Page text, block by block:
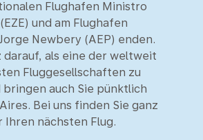
Flughafen Ministro
und am Flughafen
Newbery (AEP) enden.
darauf, als eine der weltweit
Fluggesellschaften zu
auch Sie pünktlich
Bei uns finden Sie ganz
Ihren nächsten Flug.